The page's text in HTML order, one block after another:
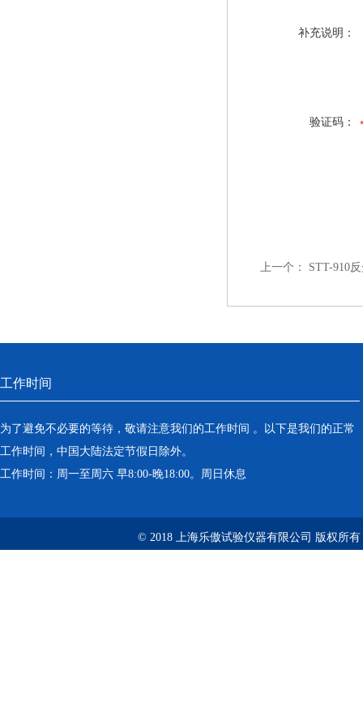
补充说明：
验证码：
上一个： STT-910
工作时间
为了避免不必要的等待，敬请注意我们的工作时间 。以下是我们的正常
工作时间，中国大陆法定节假日除外。
工作时间：周一至周六 早8:00-晚18:00。周日休息
© 2018 上海乐傲试验仪器有限公司 版权所